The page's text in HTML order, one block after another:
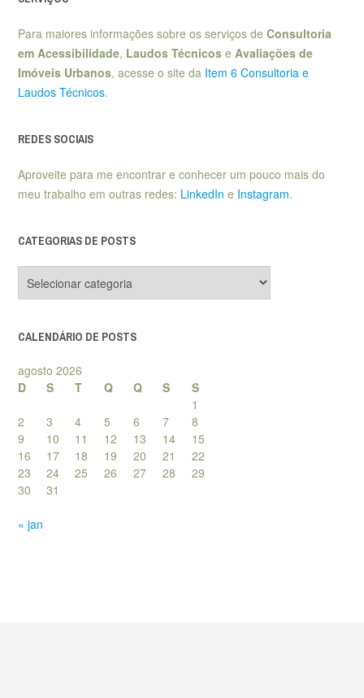
Para maiores informações sobre os serviços de Consultoria
em Acessibilidade, Laudos Técnicos e Avaliações de
Imóveis Urbanos, acesse o site da Item 6 Consultoria e
Laudos Técnicos.
REDES SOCIAIS
Aproveite para me encontrar e conhecer um pouco mais do
meu trabalho em outras redes: LinkedIn e Instagram.
CATEGORIAS DE POSTS
de
CALENDÁRIO DE POSTS
agosto 2026
D
S T Q Q S
S
1
2
3 4 5 6 7
8
9
10 11 12 13 14
15
16
17 18 19 20 21
22
23
24 25 26 27 28
29
30
31
« jan